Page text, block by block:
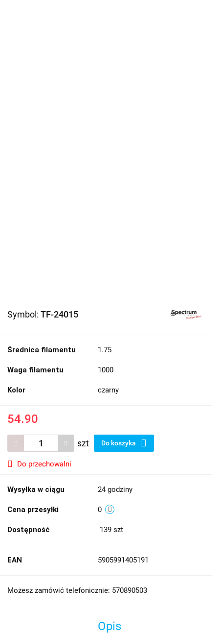
Symbol: TF-24015
Średnica filamentu 1.75
Waga filamentu 1000
Kolor czarny
54.90
szt Do koszyka
Do przechowalni
Wysyłka w ciągu 24 godziny
Cena przesyłki 0
Dostępność 139 szt
EAN 5905991405191
Możesz zamówić telefonicznie: 570890503
Opis